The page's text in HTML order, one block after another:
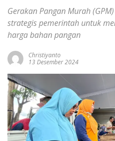
Gerakan Pangan Murah
strategis pemerintah untuk
harga bahan pangan
Christiyanto
13 Desember 2024